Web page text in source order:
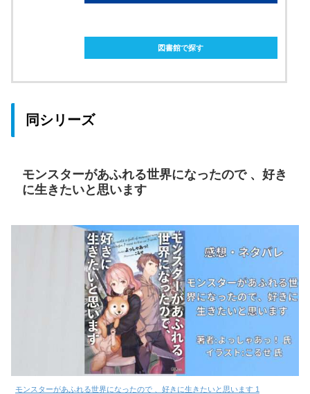
図書館で探す
同シリーズ
モンスターがあふれる世界になったので 、好き
に生きたいと思います
モンスターがあふれる世界になったので 、好きに生きたいと思います 1